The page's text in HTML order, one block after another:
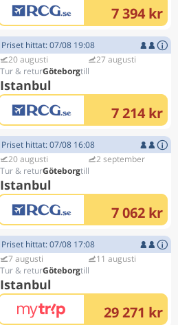
7 394 kr
Priset hittat: 07/08 19:08
20 augusti
Göteborg
Istanbul
27 augusti
7 214 kr
Priset hittat: 07/08 16:08
20 augusti
Göteborg
Istanbul
2 september
7 062 kr
Priset hittat: 07/08 17:08
7 augusti
Göteborg
Istanbul
11 augusti
29 271 kr